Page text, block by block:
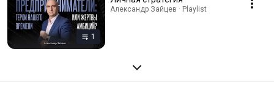
1
Александр Зайцев · Playlist